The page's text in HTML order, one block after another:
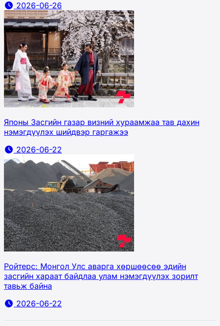
2026-06-26
Японы Засгийн газар визний хураамжаа тав дахин
нэмэгдүүлэх шийдвэр гаргажээ
2026-06-22
Ройтерс: Монгол Улс аварга хөршөөсөө эдийн
засгийн хараат байдлаа улам нэмэгдүүлэх зорилт
тавьж байна
2026-06-22